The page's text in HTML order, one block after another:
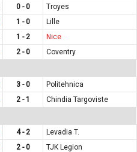
0 - 0
Troyes
1 - 0
Lille
1 - 2
Nice
2 - 0
Coventry
3 - 0
Politehnica
2 - 1
Chindia Targoviste
4 - 2
Levadia T.
2 - 0
TJK Legion